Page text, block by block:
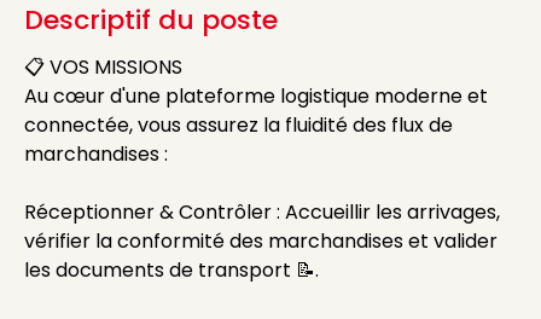
Descriptif du poste
📋 VOS MISSIONS
Au cœur d'une plateforme logistique moderne et
connectée, vous assurez la fluidité des flux de
marchandises :
Réceptionner & Contrôler : Accueillir les arrivages,
vérifier la conformité des marchandises et valider
les documents de transport 📝.